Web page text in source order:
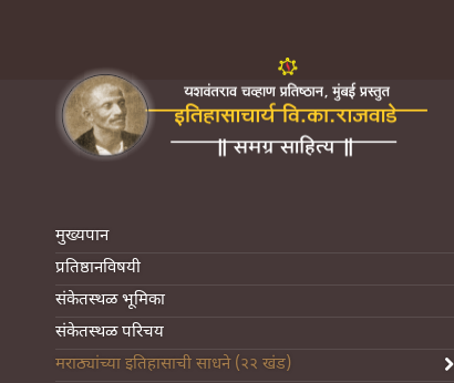
मुख्यपान
प्रतिष्ठानविषयी
संकेतस्थळ भूमिका
संकेतस्थळ परिचय
मराठ्यांच्या इतिहासाची साधने (२२ खंड)